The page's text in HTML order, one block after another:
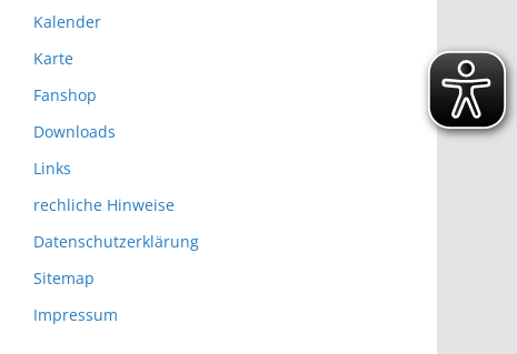
Kalender
Karte
Fanshop
Downloads
Links
rechliche Hinweise
Datenschutzerklärung
Sitemap
Impressum